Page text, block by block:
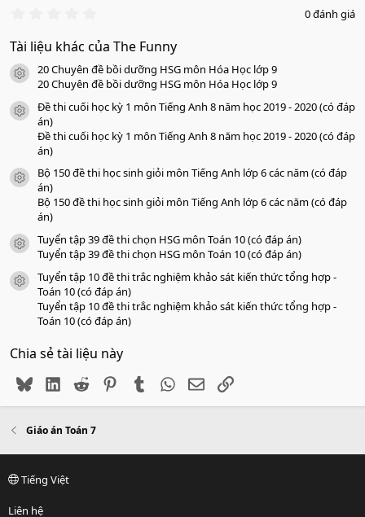
0
0
s
a
o
0 đánh giá
Tài liệu khác của The Funny
icon tài liệu
20 Chuyên đề bồi dưỡng HSG môn Hóa Học lớp 9
20 Chuyên đề bồi dưỡng HSG môn Hóa Học lớp 9
icon tài liệu
Đề thi cuối học kỳ 1 môn Tiếng Anh 8 năm học 2019 - 2020 (có đáp
án)
Đề thi cuối học kỳ 1 môn Tiếng Anh 8 năm học 2019 - 2020 (có đáp
án)
icon tài liệu
Bộ 150 đề thi học sinh giỏi môn Tiếng Anh lớp 6 các năm (có đáp
án)
Bộ 150 đề thi học sinh giỏi môn Tiếng Anh lớp 6 các năm (có đáp
án)
icon tài liệu
Tuyển tập 39 đề thi chọn HSG môn Toán 10 (có đáp án)
Tuyển tập 39 đề thi chọn HSG môn Toán 10 (có đáp án)
icon tài liệu
Tuyển tập 10 đề thi trắc nghiệm khảo sát kiến thức tổng hợp -
Toán 10 (có đáp án)
Tuyển tập 10 đề thi trắc nghiệm khảo sát kiến thức tổng hợp -
Toán 10 (có đáp án)
Chia sẻ tài liệu này
BlueskyLinkedIn
Reddit PinterestTumblr WhatsApp
EmailLink
Giáo án Toán 7
Tiếng Việt
Liên hệ